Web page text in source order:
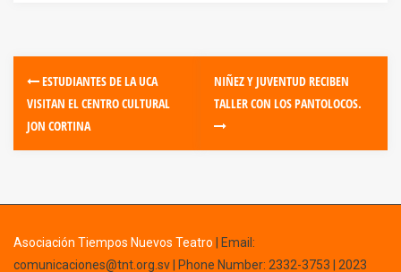
ESTUDIANTES DE LA UCA
VISITAN EL CENTRO CULTURAL
JON CORTINA
NIÑEZ Y JUVENTUD RECIBEN
TALLER CON LOS PANTOLOCOS.
Asociación Tiempos Nuevos Teatro
Email:
comunicaciones@tnt.org.sv | Phone Number: 2332-3753 | 2023